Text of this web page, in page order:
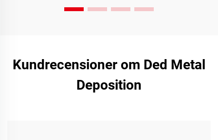
Kundrecensioner om Ded Metal
Deposition